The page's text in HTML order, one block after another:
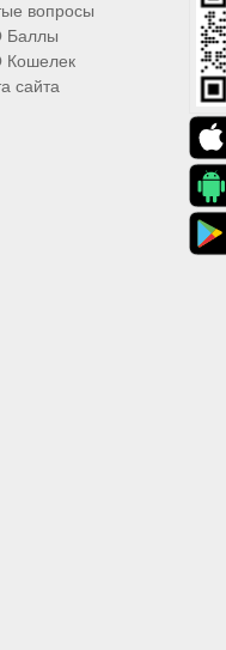
вопросы
Баллы
Кошелек
сайта